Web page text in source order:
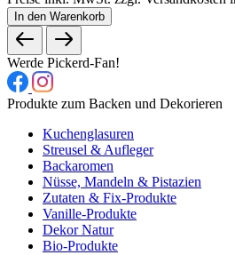
In den Warenkorb
Werde Pickerd-Fan!
Produkte zum Backen und Dekorieren
Kuchenglasuren
Streusel & Aufleger
Backaromen
Nüsse, Mandeln & Pistazien
Zutaten & Fix-Produkte
Vanille-Produkte
Dekor Natur
Bio-Produkte